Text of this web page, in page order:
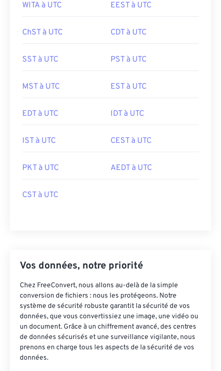
WITA à UTC EEST à UTC
ChST à UTC CDT à UTC
SST à UTC PST à UTC
MST à UTC EST à UTC
EDT à UTC IDT à UTC
IST à UTC CEST à UTC
PKT à UTC AEDT à UTC
CST à UTC
Vos données, notre priorité
Chez FreeConvert, nous allons au-delà de la simple
conversion de fichiers : nous les protégeons. Notre
système de sécurité robuste garantit la sécurité de vos
données, que vous convertissiez une image, une vidéo ou
un document. Grâce à un chiffrement avancé, des centres
de données sécurisés et une surveillance vigilante, nous
prenons en charge tous les aspects de la sécurité de vos
données.